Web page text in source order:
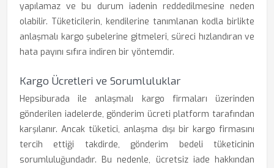
yapılamaz ve bu durum iadenin reddedilmesine neden
olabilir. Tüketicilerin, kendilerine tanımlanan kodla birlikte
anlaşmalı kargo şubelerine gitmeleri, süreci hızlandıran ve
hata payını sıfıra indiren bir yöntemdir.
Kargo Ücretleri ve Sorumluluklar
Hepsiburada ile anlaşmalı kargo firmaları üzerinden
gönderilen iadelerde, gönderim ücreti platform tarafından
karşılanır. Ancak tüketici, anlaşma dışı bir kargo firmasını
tercih ettiği takdirde, gönderim bedeli tüketicinin
sorumluluğundadır. Bu nedenle, ücretsiz iade hakkından